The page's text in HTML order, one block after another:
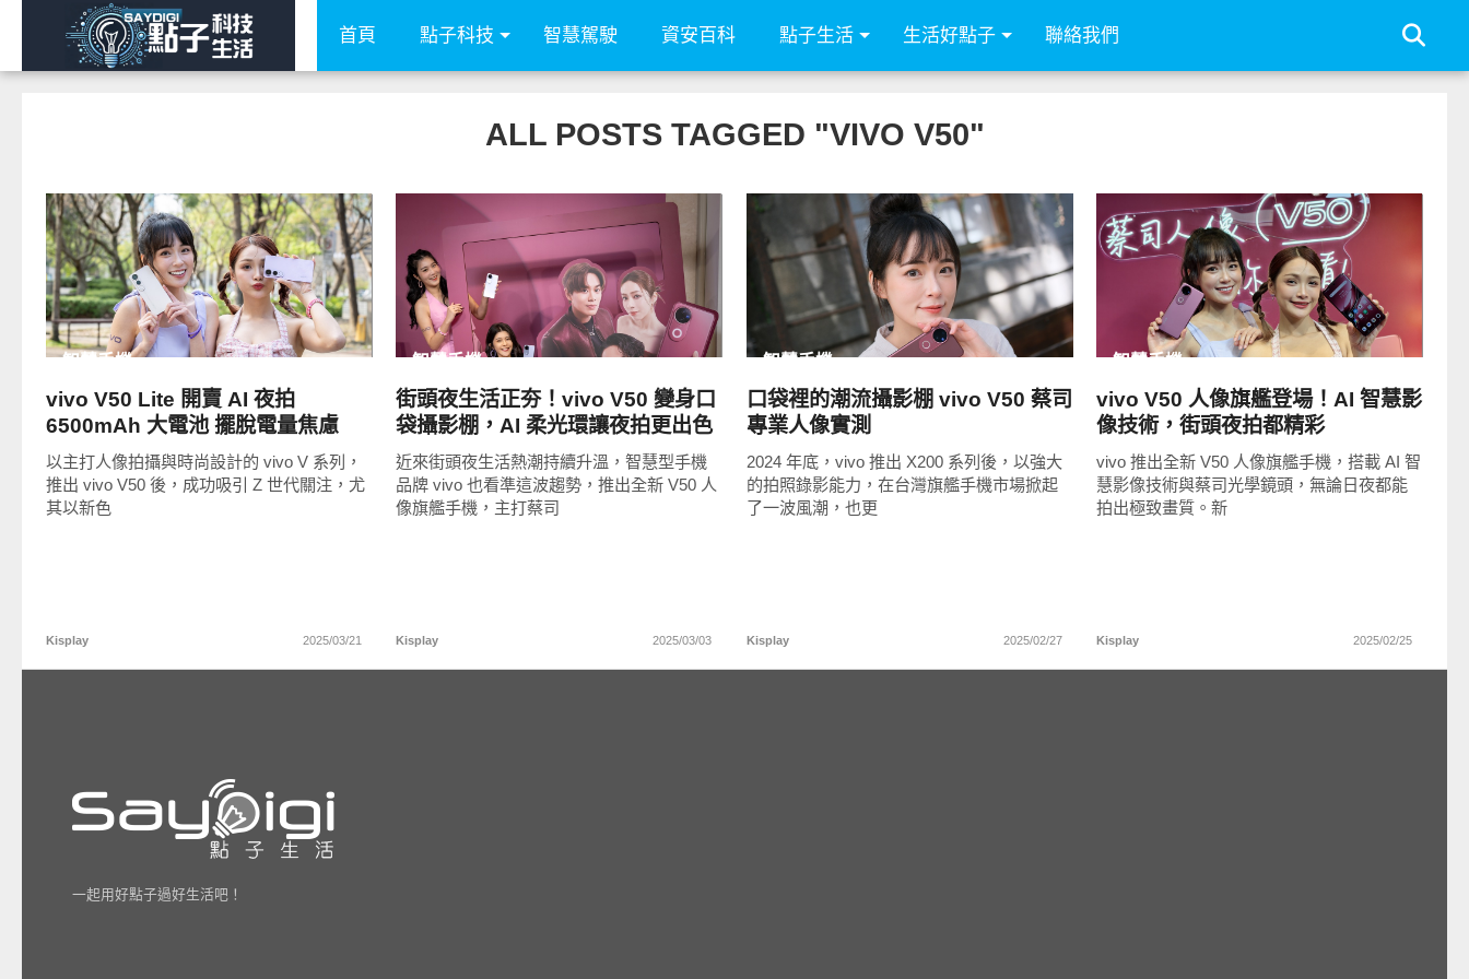
首頁 點子科技 智慧駕駛 資安百科 點子生活 生活好點子 聯絡我們
ALL POSTS TAGGED "VIVO V50"
READ
MORE
智慧手機
vivo V50 Lite 開賣 AI 夜拍
6500mAh 大電池 擺脫電量焦慮
以主打人像拍攝與時尚設計的 vivo V 系列，
推出 vivo V50 後，成功吸引 Z 世代關注，尤
其以新色
Kisplay 2025/03/21
READ
MORE
智慧手機
街頭夜生活正夯！vivo V50 變身口
袋攝影棚，AI 柔光環讓夜拍更出色
近來街頭夜生活熱潮持續升溫，智慧型手機
品牌 vivo 也看準這波趨勢，推出全新 V50 人
像旗艦手機，主打蔡司
Kisplay 2025/03/03
READ
MORE
智慧手機
口袋裡的潮流攝影棚 vivo V50 蔡司
專業人像實測
2024 年底，vivo 推出 X200 系列後，以強大
的拍照錄影能力，在台灣旗艦手機市場掀起
了一波風潮，也更
Kisplay 2025/02/27
READ
MORE
智慧手機
vivo V50 人像旗艦登場！AI 智慧影
像技術，街頭夜拍都精彩
vivo 推出全新 V50 人像旗艦手機，搭載 AI 智
慧影像技術與蔡司光學鏡頭，無論日夜都能
拍出極致畫質。新
Kisplay 2025/02/25
一起用好點子過好生活吧！